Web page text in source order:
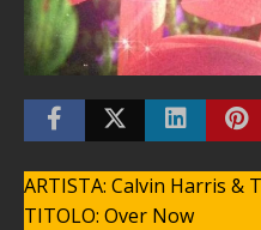
ARTISTA: Calvin Harris &
TITOLO: Over Now